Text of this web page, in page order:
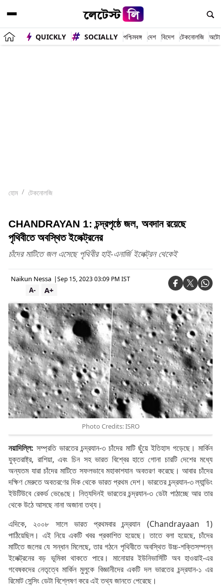
QUICKLY SOCIALLY পশ্চিমবঙ্গ দেশ বিদেশ টেকনোলজি অটো
হোম টেকনোলজি
CHANDRAYAN 1: চন্দ্রপৃষ্ঠে জল, অবদান রয়েছে
পৃথিবীতে অবস্থিত ইলেক্ট্রনের
চাঁদের মাটিতে জল এসেছে পৃথিবীর হাই-এনার্জি ইলেক্ট্রন থেকেই
Naikun Nessa |Sep 15, 2023 03:09 PM IST
A+
A-
Photo Credits: ISRO
নয়াদিল্লি: সম্প্রতি ভারতের চন্দ্রযান-৩ চাঁদের মাটি ছুঁয়ে ইতিহাস গড়েছে। মার্কিন
যুক্তরাষ্ট্র, রাশিয়া, এবং চিন সহ ভারত বিশ্বের হাতে গোনা চারটি দেশের মধ্যে
অন্যতম যারা চাঁদের মাটিতে সফলভাবে মহাকাশযান অবতরণ করেছে। আবার চাঁদের
দক্ষিণ মেরুতে অবতরণের দিক থেকে ভারত প্রথম দেশ। ভারতের চন্দ্রযান-৩ ল্যান্ডিং
ইউটিউবে রেকর্ড ভেঙেছে। নিত্যদিনই ভারতের চন্দ্রযান-৩ ডেটা পাঠাচ্ছে আর তার
থেকে উঠে আসছে নানা অজানা তথ্য।
এদিকে, ২০০৮ সালে ভারত প্রথমবার চন্দ্রযান (Chandrayaan 1)
পাঠিয়েছিল। এই নিয়ে একটি খবর প্রকাশিত হয়েছে। তাতে বলা হয়েছে, চাঁদের
মাটিতে জলের যে সন্ধান মিলেছে, তার গঠনে পৃথিবীতে অবস্থিত উচ্চ-শক্তিসম্পন্ন
ইলেক্ট্রনের বড় ভূমিকা থাকতে পারে। মানোয়ার ইউনিভার্সিটি অব হাওয়াই-এর
গবেষকদের নেতৃত্বে মার্কিন মুলুকে বিজ্ঞানীদের একটি দল ভারতের চন্দ্রযান-১ এর
রিমোট সেন্সিং ডেটা বিশ্লেষণ করে এই তথ্য জানতে পেরেছে।